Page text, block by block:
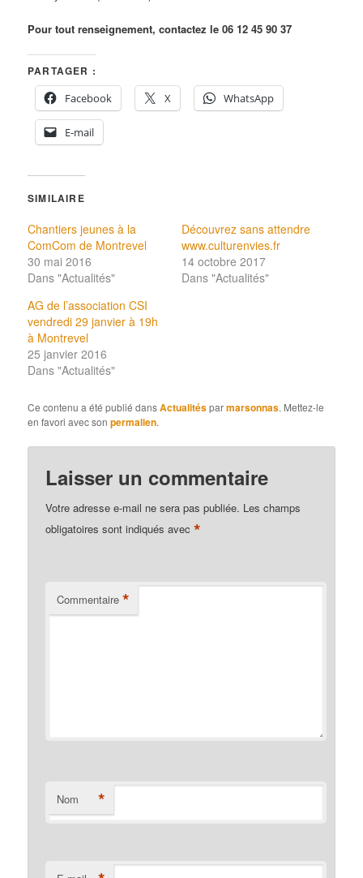
Pour tout renseignement, contactez le 06 12 45 90 37
PARTAGER :
Facebook
X WhatsApp
E-mail
SIMILAIRE
Chantiers jeunes à la
ComCom de Montrevel
30 mai 2016
Dans "Actualités"
Découvrez sans attendre
www.culturenvies.fr
14 octobre 2017
Dans "Actualités"
AG de l’association CSI
vendredi 29 janvier à 19h
à Montrevel
25 janvier 2016
Dans "Actualités"
Ce contenu a été publié dansActualitésparmarsonnas. Mettez-le
en favori avec sonpermalien.
Laisser un commentaire
Votre adresse e-mail ne sera pas publiée. Les champs
obligatoires sont indiqués avec*
Commentaire *
Nom *